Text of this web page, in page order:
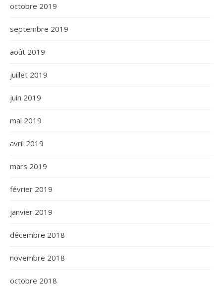
octobre 2019
septembre 2019
août 2019
juillet 2019
juin 2019
mai 2019
avril 2019
mars 2019
février 2019
janvier 2019
décembre 2018
novembre 2018
octobre 2018